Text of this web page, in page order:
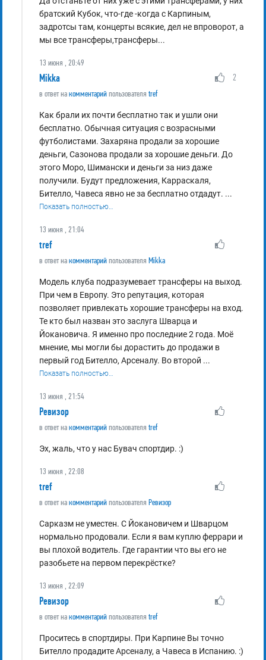
братский Кубок, что-где -когда с Карпиным,
задротсы там, концерты всякие, дел не впроворот, а
мы все трансферы,трансферы...
13 июня , 20:49
Mikka 2
в ответ накомментарий пользователяtref
Как брали их почти бесплатно так и ушли они
бесплатно. Обычная ситуация с возрасными
футболистами. Захаряна продали за хорошие
деньги, Сазонова продали за хорошие деньги. До
этого Моро, Шимански и деньги за низ даже
получили. Будут предложения, Карраскаля,
Бителло, Чавеса явно не за бесплатно отдадут. ...
Показать полностью…
13 июня , 21:04
tref
в ответ накомментарий пользователяMikka
Модель клуба подразумевает трансферы на выход.
При чем в Европу. Это репутация, которая
позволяет привлекать хорошие трансферы на вход.
Те кто был назван это заслуга Шварца и
Йокановича. Я именно про последние 2 года. Моё
мнение, мы могли бы дорастить до продажи в
первый год Бителло, Арсеналу. Во второй ...
Показать полностью…
13 июня , 21:54
Ревизор
в ответ накомментарий пользователяtref
Эх, жаль, что у нас Бувач спортдир. :)
13 июня , 22:08
tref
в ответ накомментарий пользователяРевизор
Сарказм не уместен. С Йокановичем и Шварцом
нормально продовали. Если я вам куплю феррари и
вы плохой водитель. Где гарантии что вы его не
разобьете на первом перекрёстке?
13 июня , 22:09
Ревизор
в ответ накомментарий пользователяtref
Проситесь в спортдиры. При Карпине Вы точно
Бителло продадите Арсеналу, а Чавеса в Испанию. :)